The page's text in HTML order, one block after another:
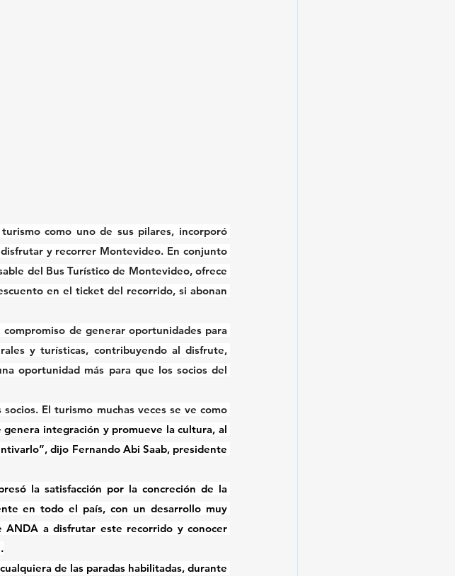
como uno de sus pilares, incorporó
y recorrer Montevideo. En conjunto
del Bus Turístico de Montevideo, ofrece
en el ticket del recorrido, si abonan
de generar oportunidades para
y turísticas, contribuyendo al disfrute,
oportunidad más para que los socios del
El turismo muchas veces se ve como
genera integración y promueve la cultura, al
dijo Fernando Abi Saab, presidente
la satisfacción por la concreción de la
en todo el país, con un desarrollo muy
a disfrutar este recorrido y conocer
de las paradas habilitadas, durante